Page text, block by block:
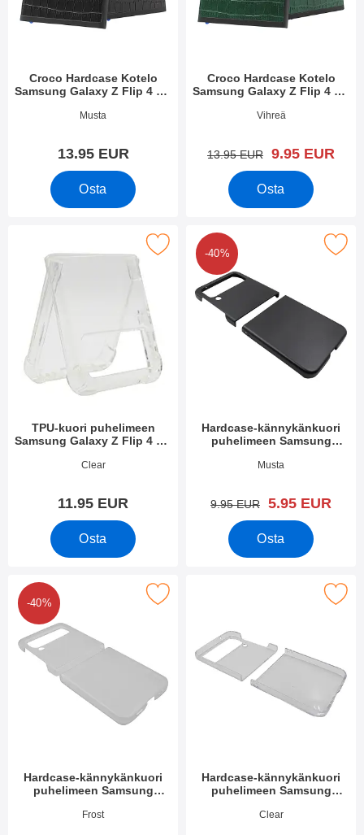
Croco Hardcase Kotelo
Samsung Galaxy Z Flip 4 5G
Tuote.nro 44614
Musta
13.95 EUR
Osta
Croco Hardcase Kotelo
Samsung Galaxy Z Flip 4 5G
Tuote.nro 44613
Vihreä
vanha hinta
13.95 EUR uusi hinta
9.95 EUR
Osta
TPU-kuori puhelimeen
Samsung Galaxy Z Flip 4 5G
Tuote.nro 44612
Clear
11.95 EUR
Osta
puhelimeen Samsung Galaxy Z Flip 4 5G (SM-F721B)
-40%
Hardcase-kännykänkuori
puhelimeen Samsung
F721B)
Tuote.nro 44611
Musta
vanha hinta
9.95 EUR uusi hinta
5.95 EUR
Osta
Merkitse hardcase-kännykänkuori puhelimeen
-40%
Hardcase-kännykänkuori
puhelimeen Samsung
F721B)
Tuote.nro 44610
Frost
puhelimeen Samsung Galaxy Z Flip 4 5G (SM-
Hardcase-kännykänkuori
puhelimeen Samsung
F721B)
Tuote.nro 44609
Clear
Merkitse hardcase-kännykänkuori puhelimeen